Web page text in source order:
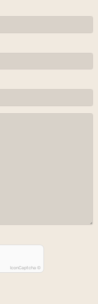
IconCaptcha ©